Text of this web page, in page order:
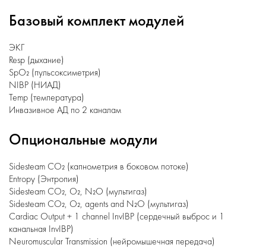
Базовый комплект модулей
ЭКГ
Resp (дыхание)
SpO₂ (пульсоксиметрия)
NIBP (НИАД)
Temp (температура)
Инвазивное АД по 2 каналам
Опциональные модули
Sidesteam CO₂ (капнометрия в боковом потоке)
Entropy (Энтропия)
Sidesteam CO₂, O₂, N₂O (мультигаз)
Sidesteam CO₂, O₂, agents and N₂O (мультигаз)
Cardiac Output + 1 channel InvIBP (сердечный выброс и 1
канальная InvIBP)
Neuromuscular Transmission (нейромышечная передача)